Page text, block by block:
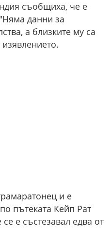
съобщиха, че е
данни за
а близките му са
и е
пътеката Кейп Рат
е състезавал едва от